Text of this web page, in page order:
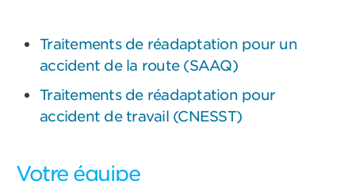
Traitements de réadaptation pour un
accident de la route (SAAQ)
Traitements de réadaptation pour
accident de travail (CNESST)
Votre équipe